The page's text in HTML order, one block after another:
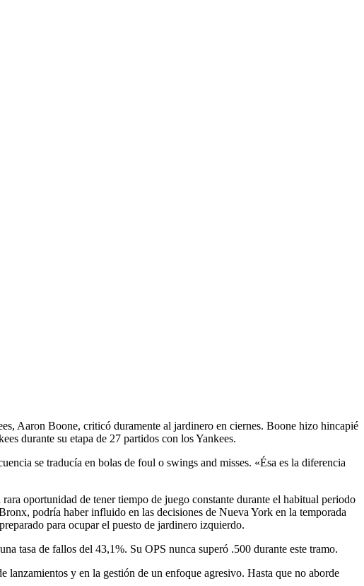
Aaron Boone, criticó duramente al jardinero en ciernes. Boone hizo hincapié
durante su etapa de 27 partidos con los Yankees.
se traducía en bolas de foul o swings and misses. «Ésa es la diferencia
oportunidad de tener tiempo de juego constante durante el habitual periodo
podría haber influido en las decisiones de Nueva York en la temporada
para ocupar el puesto de jardinero izquierdo.
tasa de fallos del 43,1%. Su OPS nunca superó .500 durante este tramo.
y en la gestión de un enfoque agresivo. Hasta que no aborde